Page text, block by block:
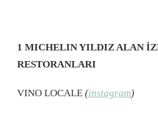
1 MICHELIN YILDIZ ALAN
RESTORANLARI
VINO LOCALE (instagram)